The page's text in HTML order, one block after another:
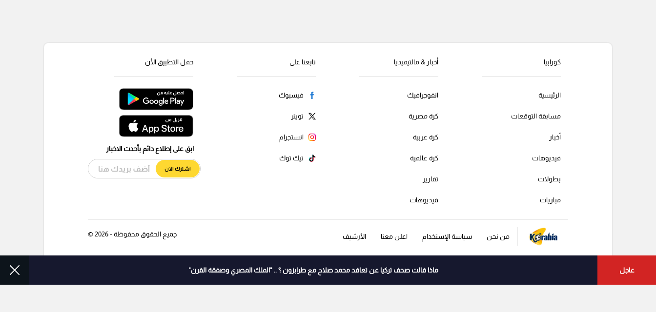
عاجل ماذا قالت صحف تركيا عن تعاقد محمد صلاح مع طرابزون ؟ .. "الملك المصري وصفقة القرن"
كورابيا
الرئيسية
مسابقة التوقعات
أخبار
فيديوهات
بطولات
مباريات
أخبار & مالتيميديا
انفوجرافيك
كرة مصرية
كرة عربية
كرة عالمية
تقارير
فيديوهات
تابعنا على
فيسبوك
تويتر
انستجرام
تيك توك
حمل التطبيق الأن
ابق على إطلاع دائم بأحدث الاخبار
اشترك الان
من نحن سياسة الإستخدام اعلن معنا الأرشيف جميع الحقوق محفوظة - 2026 ©